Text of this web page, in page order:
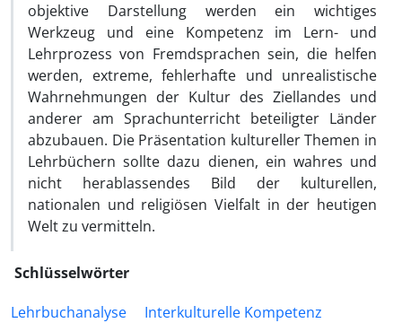
objektive Darstellung werden ein wichtiges
Werkzeug und eine Kompetenz im Lern- und
Lehrprozess von Fremdsprachen sein, die helfen
werden, extreme, fehlerhafte und unrealistische
Wahrnehmungen der Kultur des Ziellandes und
anderer am Sprachunterricht beteiligter Länder
abzubauen. Die Präsentation kultureller Themen in
Lehrbüchern sollte dazu dienen, ein wahres und
nicht herablassendes Bild der kulturellen,
nationalen und religiösen Vielfalt in der heutigen
Welt zu vermitteln.
Schlüsselwörter
Lehrbuchanalyse
Interkulturelle Kompetenz